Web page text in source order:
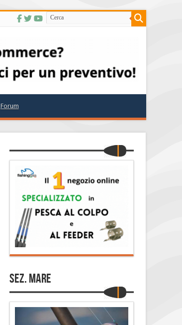
Forum
Sez. Mare